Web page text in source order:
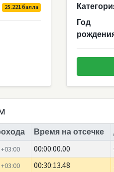
25.221 балла
Год
Время на отсечке
+03:00 00:00:00.00
+03:00 00:30:13.48